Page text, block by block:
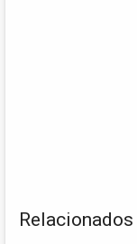
Relacionados